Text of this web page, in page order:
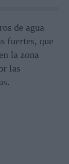
de agua
fuertes, que
la zona
las